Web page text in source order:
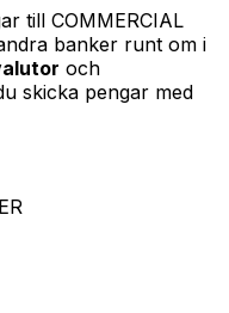
till COMMERCIAL
banker runt om i
och
skicka pengar med